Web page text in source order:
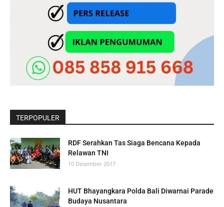
TERPOPULER
RDF Serahkan Tas Siaga Bencana Kepada
Relawan TNI
10 Desember 2017
HUT Bhayangkara Polda Bali Diwarnai Parade
Budaya Nusantara